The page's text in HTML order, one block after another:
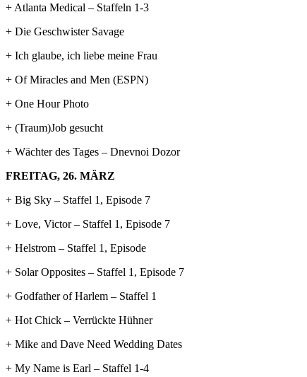
+ Atlanta Medical – Staffeln 1-3
+ Die Geschwister Savage
+ Ich glaube, ich liebe meine Frau
+ Of Miracles and Men (ESPN)
+ One Hour Photo
+ (Traum)Job gesucht
+ Wächter des Tages – Dnevnoi Dozor
FREITAG, 26. MÄRZ
+ Big Sky – Staffel 1, Episode 7
+ Love, Victor – Staffel 1, Episode 7
+ Helstrom – Staffel 1, Episode
+ Solar Opposites – Staffel 1, Episode 7
+ Godfather of Harlem – Staffel 1
+ Hot Chick – Verrückte Hühner
+ Mike and Dave Need Wedding Dates
+ My Name is Earl – Staffel 1-4